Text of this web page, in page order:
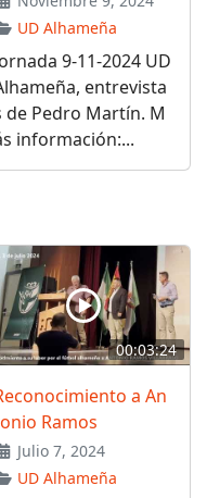
UD Alhameña
9-11-2024 UD
entrevista
de Pedro Martín. M
información:...
00:03:24
a An
Ramos
Julio 7, 2024
UD Alhameña